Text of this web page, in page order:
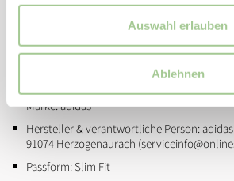
Auswahl erlauben
Ablehnen
beträgt 99cm und sein Hüftumfang 79cm.
ZUSATZINFORMATIONEN
Marke:adidas
Hersteller & verantwortliche Person:
91074 Herzogenaurach
Passform:Slim Fit